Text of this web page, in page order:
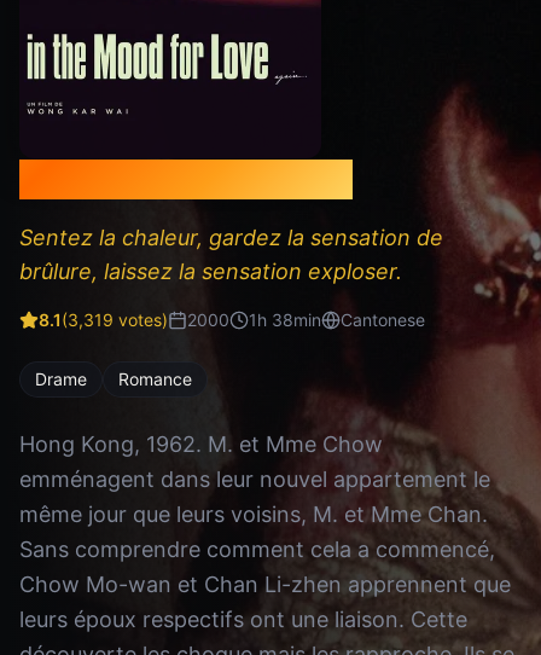
Sentez la chaleur, gardez la sensation de
brûlure, laissez la sensation exploser.
8.1(3,319 votes) 2000 1h 38min Cantonese
Drame Romance
Hong Kong, 1962. M. et Mme Chow
emménagent dans leur nouvel appartement le
même jour que leurs voisins, M. et Mme Chan.
Sans comprendre comment cela a commencé,
Chow Mo-wan et Chan Li-zhen apprennent que
leurs époux respectifs ont une liaison. Cette